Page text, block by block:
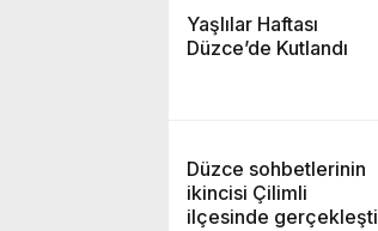
Yaşlılar Haftası
Düzce’de Kutlandı
Düzce sohbetlerinin
ikincisi Çilimli
ilçesinde gerçekleşti